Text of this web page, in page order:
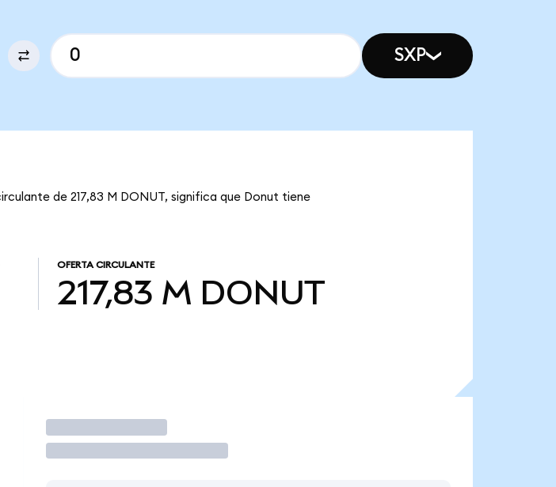
SXP
de 217,83 M DONUT, significa que Donut tiene
OFERTA CIRCULANTE
217,83 M DONUT
Operar